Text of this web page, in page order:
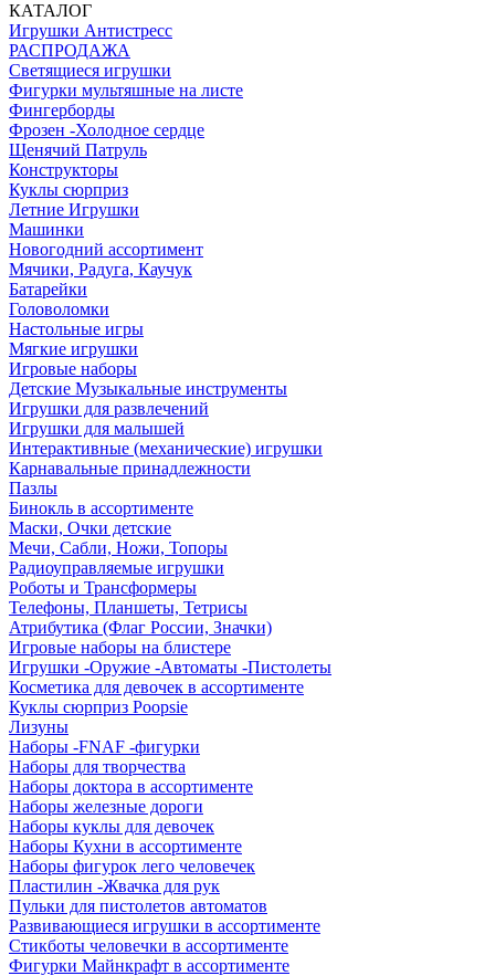
КАТАЛОГ
Игрушки Антистресс
РАСПРОДАЖА
Светящиеся игрушки
Фигурки мультяшные на листе
Фингерборды
Фрозен -Холодное сердце
Щенячий Патруль
Конструкторы
Куклы сюрприз
Летние Игрушки
Машинки
Новогодний ассортимент
Мячики, Радуга, Каучук
Батарейки
Головоломки
Настольные игры
Мягкие игрушки
Игровые наборы
Детские Музыкальные инструменты
Игрушки для развлечений
Игрушки для малышей
Интерактивные (механические) игрушки
Карнавальные принадлежности
Пазлы
Бинокль в ассортименте
Маски, Очки детские
Мечи, Сабли, Ножи, Топоры
Радиоуправляемые игрушки
Роботы и Трансформеры
Телефоны, Планшеты, Тетрисы
Атрибутика (Флаг России, Значки)
Игровые наборы на блистере
Игрушки -Оружие -Автоматы -Пистолеты
Косметика для девочек в ассортименте
Куклы сюрприз Poopsie
Лизуны
Наборы -FNAF -фигурки
Наборы для творчества
Наборы доктора в ассортименте
Наборы железные дороги
Наборы куклы для девочек
Наборы Кухни в ассортименте
Наборы фигурок лего человечек
Пластилин -Жвачка для рук
Пульки для пистолетов автоматов
Развивающиеся игрушки в ассортименте
Стикботы человечки в ассортименте
Фигурки Майнкрафт в ассортименте